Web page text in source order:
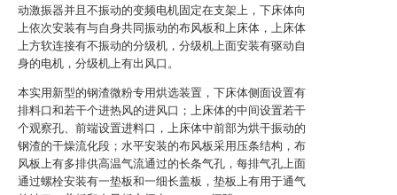
动激振器并且不振动的变频电机固定在支架上，下床体向
上依次安装有与自身共同振动的布风板和上床体，上床体
上方软连接有不振动的分级机，分级机上面安装有驱动自
身的电机，分级机上有出风口。
本实用新型的钢渣微粉专用烘选装置，下床体侧面设置有
排料口和若干个进热风的进风口；上床体的中间设置若干
个观察孔、前端设置进料口，上床体中前部为烘干振动的
钢渣的干燥流化段；水平安装的布风板采用压条结构，布
风板上有多排供高温气流通过的长条气孔，每排气孔上面
通过螺栓安装有一垫板和一细长盖板，垫板上有用于通气